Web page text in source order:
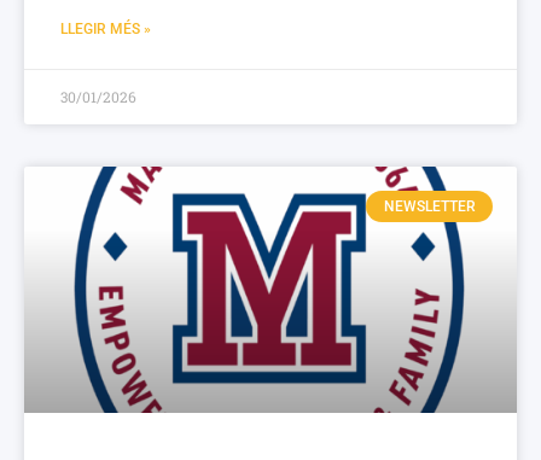
LLEGIR MÉS »
30/01/2026
NEWSLETTER